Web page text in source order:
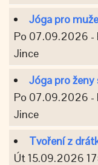
Jóga pro
Po 07.09.2026 -
Jince
Jóga pro ženy
Po 07.09.2026 -
Jince
Tvoření z
Út 15.09.2026